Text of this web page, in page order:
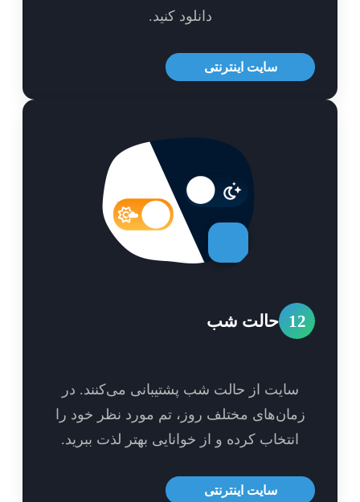
دانلود کنید.
سایت اینترنتی
حالت شب
سایت از حالت شب پشتیبانی می‌کنند. در
مختلف روز، تم مورد نظر خود را
انتخاب کرده و از خوانایی بهتر لذت ببرید.
سایت اینترنتی